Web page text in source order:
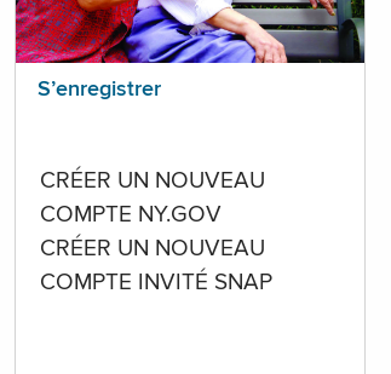
S’enregistrer
CRÉER UN NOUVEAU
COMPTE NY.GOV
CRÉER UN NOUVEAU
COMPTE INVITÉ SNAP